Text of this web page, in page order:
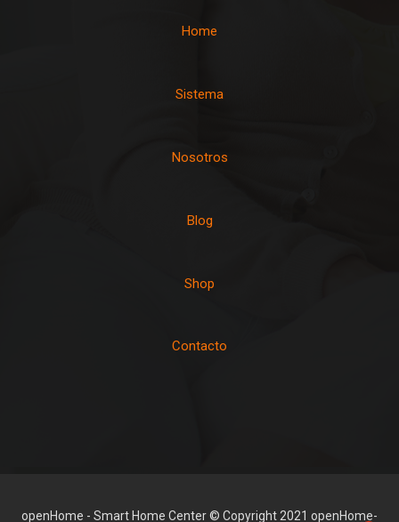
Home
Sistema
Nosotros
Blog
Shop
Contacto
openHome - Smart Home Center © Copyright 2021 openHome-